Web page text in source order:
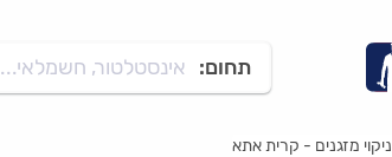
תחום: אינסטלטור, חשמלאי...
ניקוי מזגנים - קרית אתא